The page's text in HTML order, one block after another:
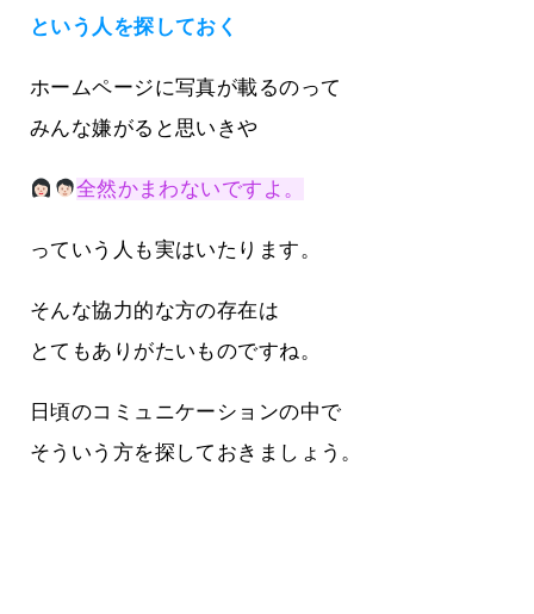
という人を探しておく
ホームページに写真が載るのって
みんな嫌がると思いきや
全然かまわないですよ。
っていう人も実はいたります。
そんな協力的な方の存在は
とてもありがたいものですね。
日頃のコミュニケーションの中で
そういう方を探しておきましょう。